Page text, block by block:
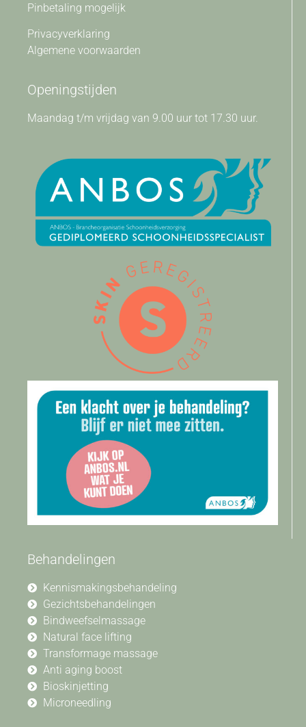
Pinbetaling mogelijk
Privacyverklaring
Algemene voorwaarden
Openingstijden
Maandag t/m vrijdag van 9.00 uur tot 17.30 uur.
Behandelingen
Kennismakingsbehandeling
Gezichtsbehandelingen
Bindweefselmassage
Natural face lifting
Transformage massage
Anti aging boost
Bioskinjetting
Microneedling